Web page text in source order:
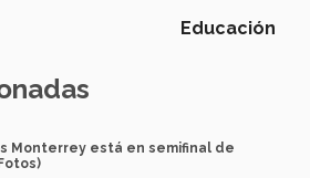
Educación
Monterrey está en semifinal de